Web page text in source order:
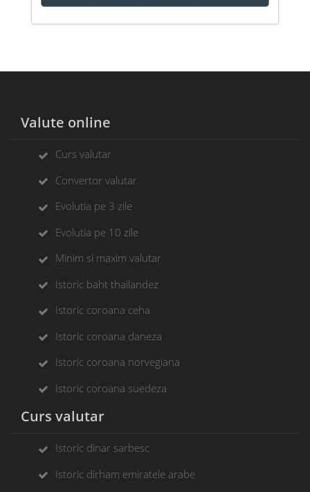
Valute online
Curs valutar
Convertor valutar
Evolutia pe 3 zile
Evolutia pe 10 zile
Minim si maxim valutar
Istoric baht thailandez
Istoric coroana ceha
Istoric coroana daneza
Istoric coroana norvegiana
Istoric coroana suedeza
Curs valutar
Istoric dinar sarbesc
Istoric dirham emiratele arabe